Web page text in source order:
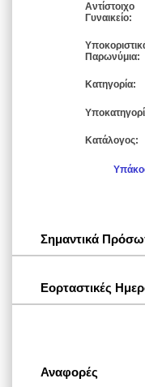
Αντίστοιχο
Γυναικείο:
Παρωνύμια:
Κατηγορία:
Κατάλογος:
Σημαντικά
Εορταστικές
Αναφορές